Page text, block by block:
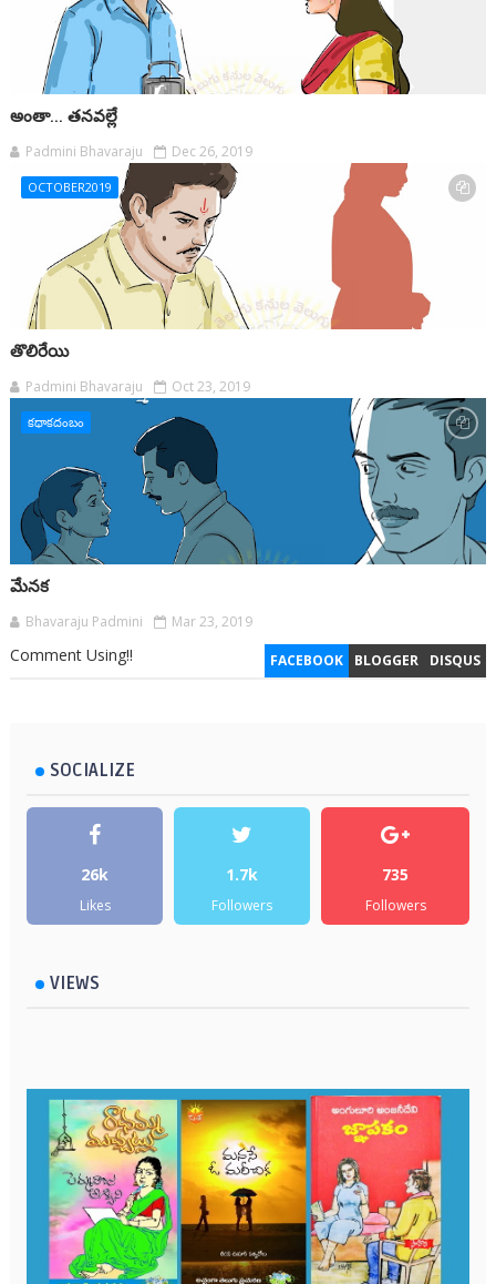
అంతా... తనవల్లే
Padmini Bhavaraju Dec 26, 2019
OCTOBER2019
తొలిరేయి
Padmini Bhavaraju Oct 23, 2019
కథాకదంబం
మేనక
Bhavaraju Padmini Mar 23, 2019
FACEBOOK BLOGGER DISQUS
Comment Using!!
SOCIALIZE
26k
Likes
1.7k
Followers
735
Followers
VIEWS